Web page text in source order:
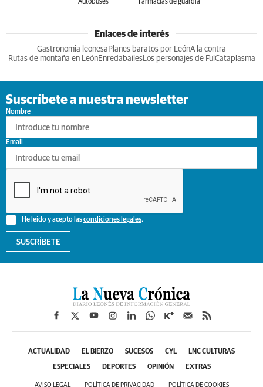
Autobuses Farmacias de guardia
Enlaces de interés
Gastronomia leonesa Planes baratos por LeónA la contra
Rutas de montaña en LeónEnredabailesLos personajes de Ful Cataplasma
Suscríbete a nuestra newsletter
Nombre
He leído y acepto lascondiciones legales.
Email
SUSCRÍBETE
ACTUALIDAD EL BIERZO SUCESOS CYL LNC CULTURAS
ESPECIALES DEPORTES OPINIÓN EXTRAS
AVISO LEGAL POLÍTICA DE PRIVACIDAD POLÍTICA DE COOKIES